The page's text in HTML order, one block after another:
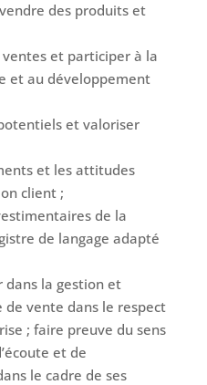
des produits et
et participer à la
et au développement
et valoriser
et les attitudes
client ;
de la
de langage adapté
dans la gestion et
de vente dans le respect
; faire preuve du sens
et de
le cadre de ses